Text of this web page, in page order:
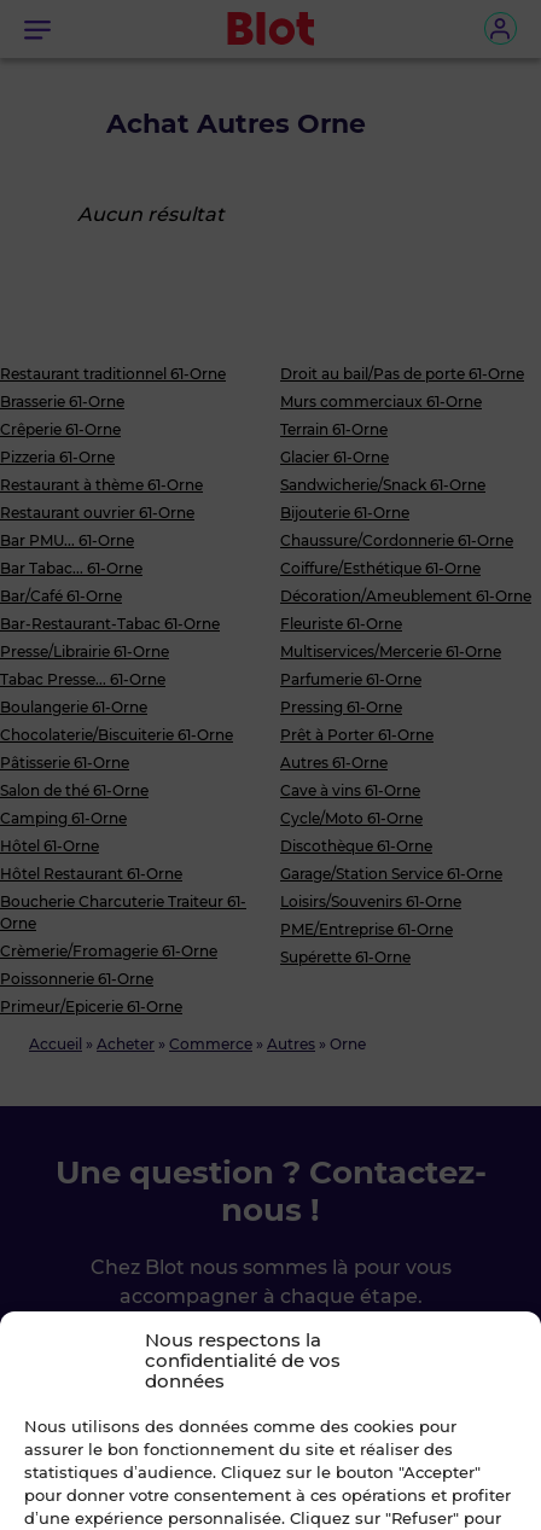
Nous respectons la
confidentialité de vos
données
Nous utilisons des données comme des cookies pour
assurer le bon fonctionnement du site et réaliser des
statistiques d’audience. Cliquez sur le bouton "Accepter"
pour donner votre consentement à ces opérations et profiter
d’une expérience personnalisée. Cliquez sur "Refuser" pour
Menu
Accueil » Acheter » Commerce » Autres » Orne
Achat Autres Orne
Aucun résultat
Restaurant traditionnel 61-Orne
Brasserie 61-Orne
Crêperie 61-Orne
Pizzeria 61-Orne
Restaurant à thème 61-Orne
Restaurant ouvrier 61-Orne
Bar PMU... 61-Orne
Bar Tabac... 61-Orne
Bar/Café 61-Orne
Bar-Restaurant-Tabac 61-Orne
Presse/Librairie 61-Orne
Tabac Presse... 61-Orne
Boulangerie 61-Orne
Chocolaterie/Biscuiterie 61-Orne
Pâtisserie 61-Orne
Salon de thé 61-Orne
Camping 61-Orne
Hôtel 61-Orne
Hôtel Restaurant 61-Orne
Boucherie Charcuterie Traiteur 61-
Orne
Crèmerie/Fromagerie 61-Orne
Poissonnerie 61-Orne
Primeur/Epicerie 61-Orne
Droit au bail/Pas de porte 61-Orne
Murs commerciaux 61-Orne
Terrain 61-Orne
Glacier 61-Orne
Sandwicherie/Snack 61-Orne
Bijouterie 61-Orne
Chaussure/Cordonnerie 61-Orne
Coiffure/Esthétique 61-Orne
Décoration/Ameublement 61-Orne
Fleuriste 61-Orne
Multiservices/Mercerie 61-Orne
Parfumerie 61-Orne
Pressing 61-Orne
Prêt à Porter 61-Orne
Autres 61-Orne
Cave à vins 61-Orne
Cycle/Moto 61-Orne
Discothèque 61-Orne
Garage/Station Service 61-Orne
Loisirs/Souvenirs 61-Orne
PME/Entreprise 61-Orne
Supérette 61-Orne
Une question ? Contactez-
nous !
Chez Blot nous sommes là pour vous
accompagner à chaque étape.
Ecrivez-nous
02 99 79 33 34